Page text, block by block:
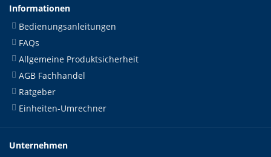
Informationen
Bedienungsanleitungen
FAQs
Allgemeine Produktsicherheit
AGB Fachhandel
Ratgeber
Einheiten-Umrechner
Unternehmen